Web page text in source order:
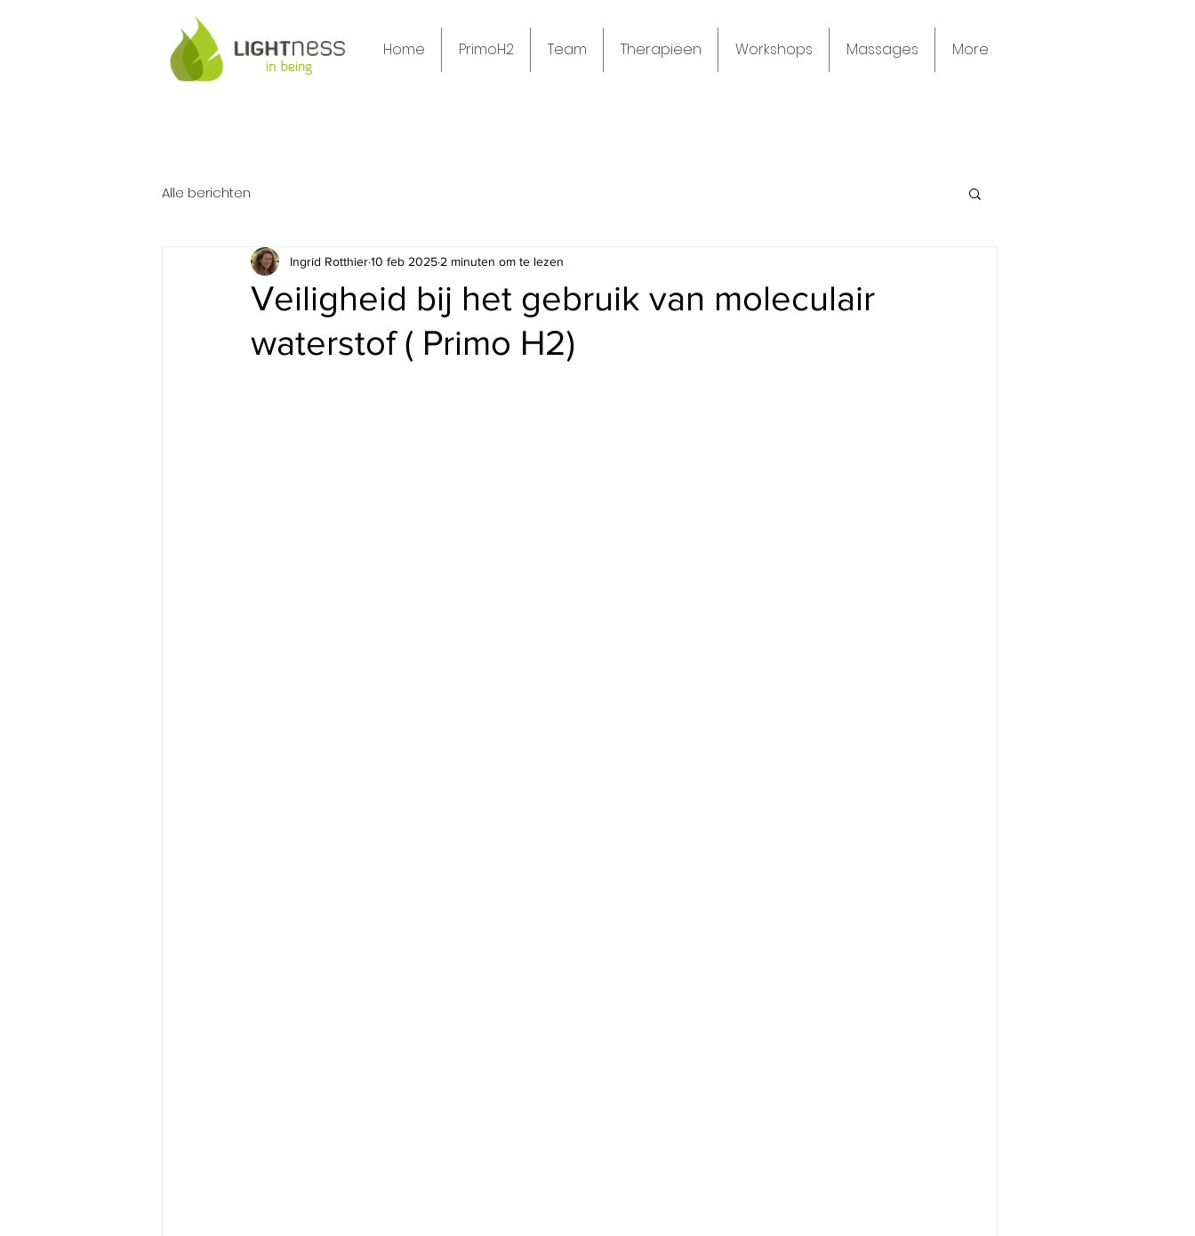
Home PrimoH2 Team Therapiëen Workshops Massages More
Alle berichten
Veiligheid bij het gebruik van moleculair
waterstof ( Primo H2)
Ingrid Rotthier10 feb 2025 2 minuten om te lezen